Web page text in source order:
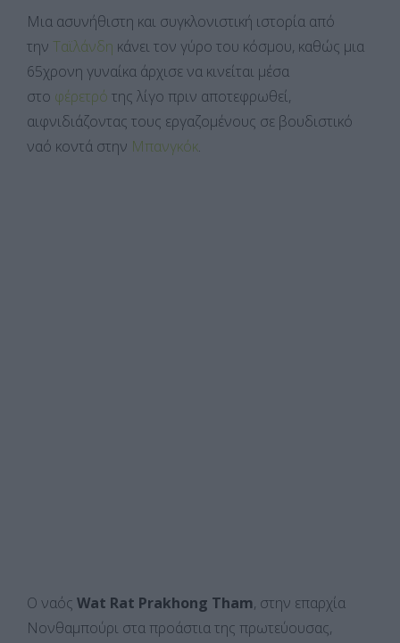
Μια ασυνήθιστη και συγκλονιστική ιστορία από
την Ταϊλάνδη κάνει τον γύρο του κόσμου, καθώς μια
65χρονη γυναίκα άρχισε να κινείται μέσα
στο φέρετρό της λίγο πριν αποτεφρωθεί,
αιφνιδιάζοντας τους εργαζομένους σε βουδιστικό
ναό κοντά στην Μπανγκόκ.
Ο ναός Wat Rat Prakhong Tham, στην επαρχία
Νονθαμπούρι στα προάστια της πρωτεύουσας,